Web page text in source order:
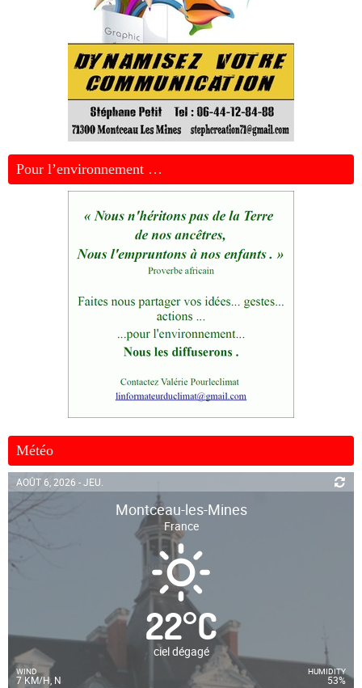
Pour l’environnement …
Météo
AOÛT 6, 2026 - JEU.
Montceau-les-Mines
France
22°C
ciel dégagé
WIND
7 KM/H, N
HUMIDITY
53%